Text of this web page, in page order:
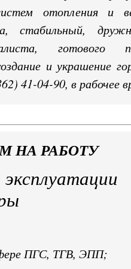
отопления и
стабильный,
готового
и украшение
41-04-90, в рабочее
НА РАБОТУ
ПГС, ТГВ, ЭПП;